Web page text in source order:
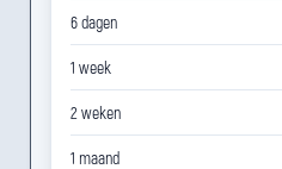
6 dagen
1 week
2 weken
1 maand